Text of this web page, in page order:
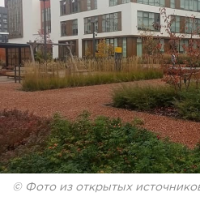
© Фото из открытых